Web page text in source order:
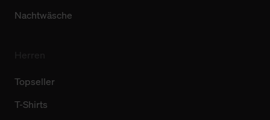
Nachtwäsche
Topseller
T-Shirts